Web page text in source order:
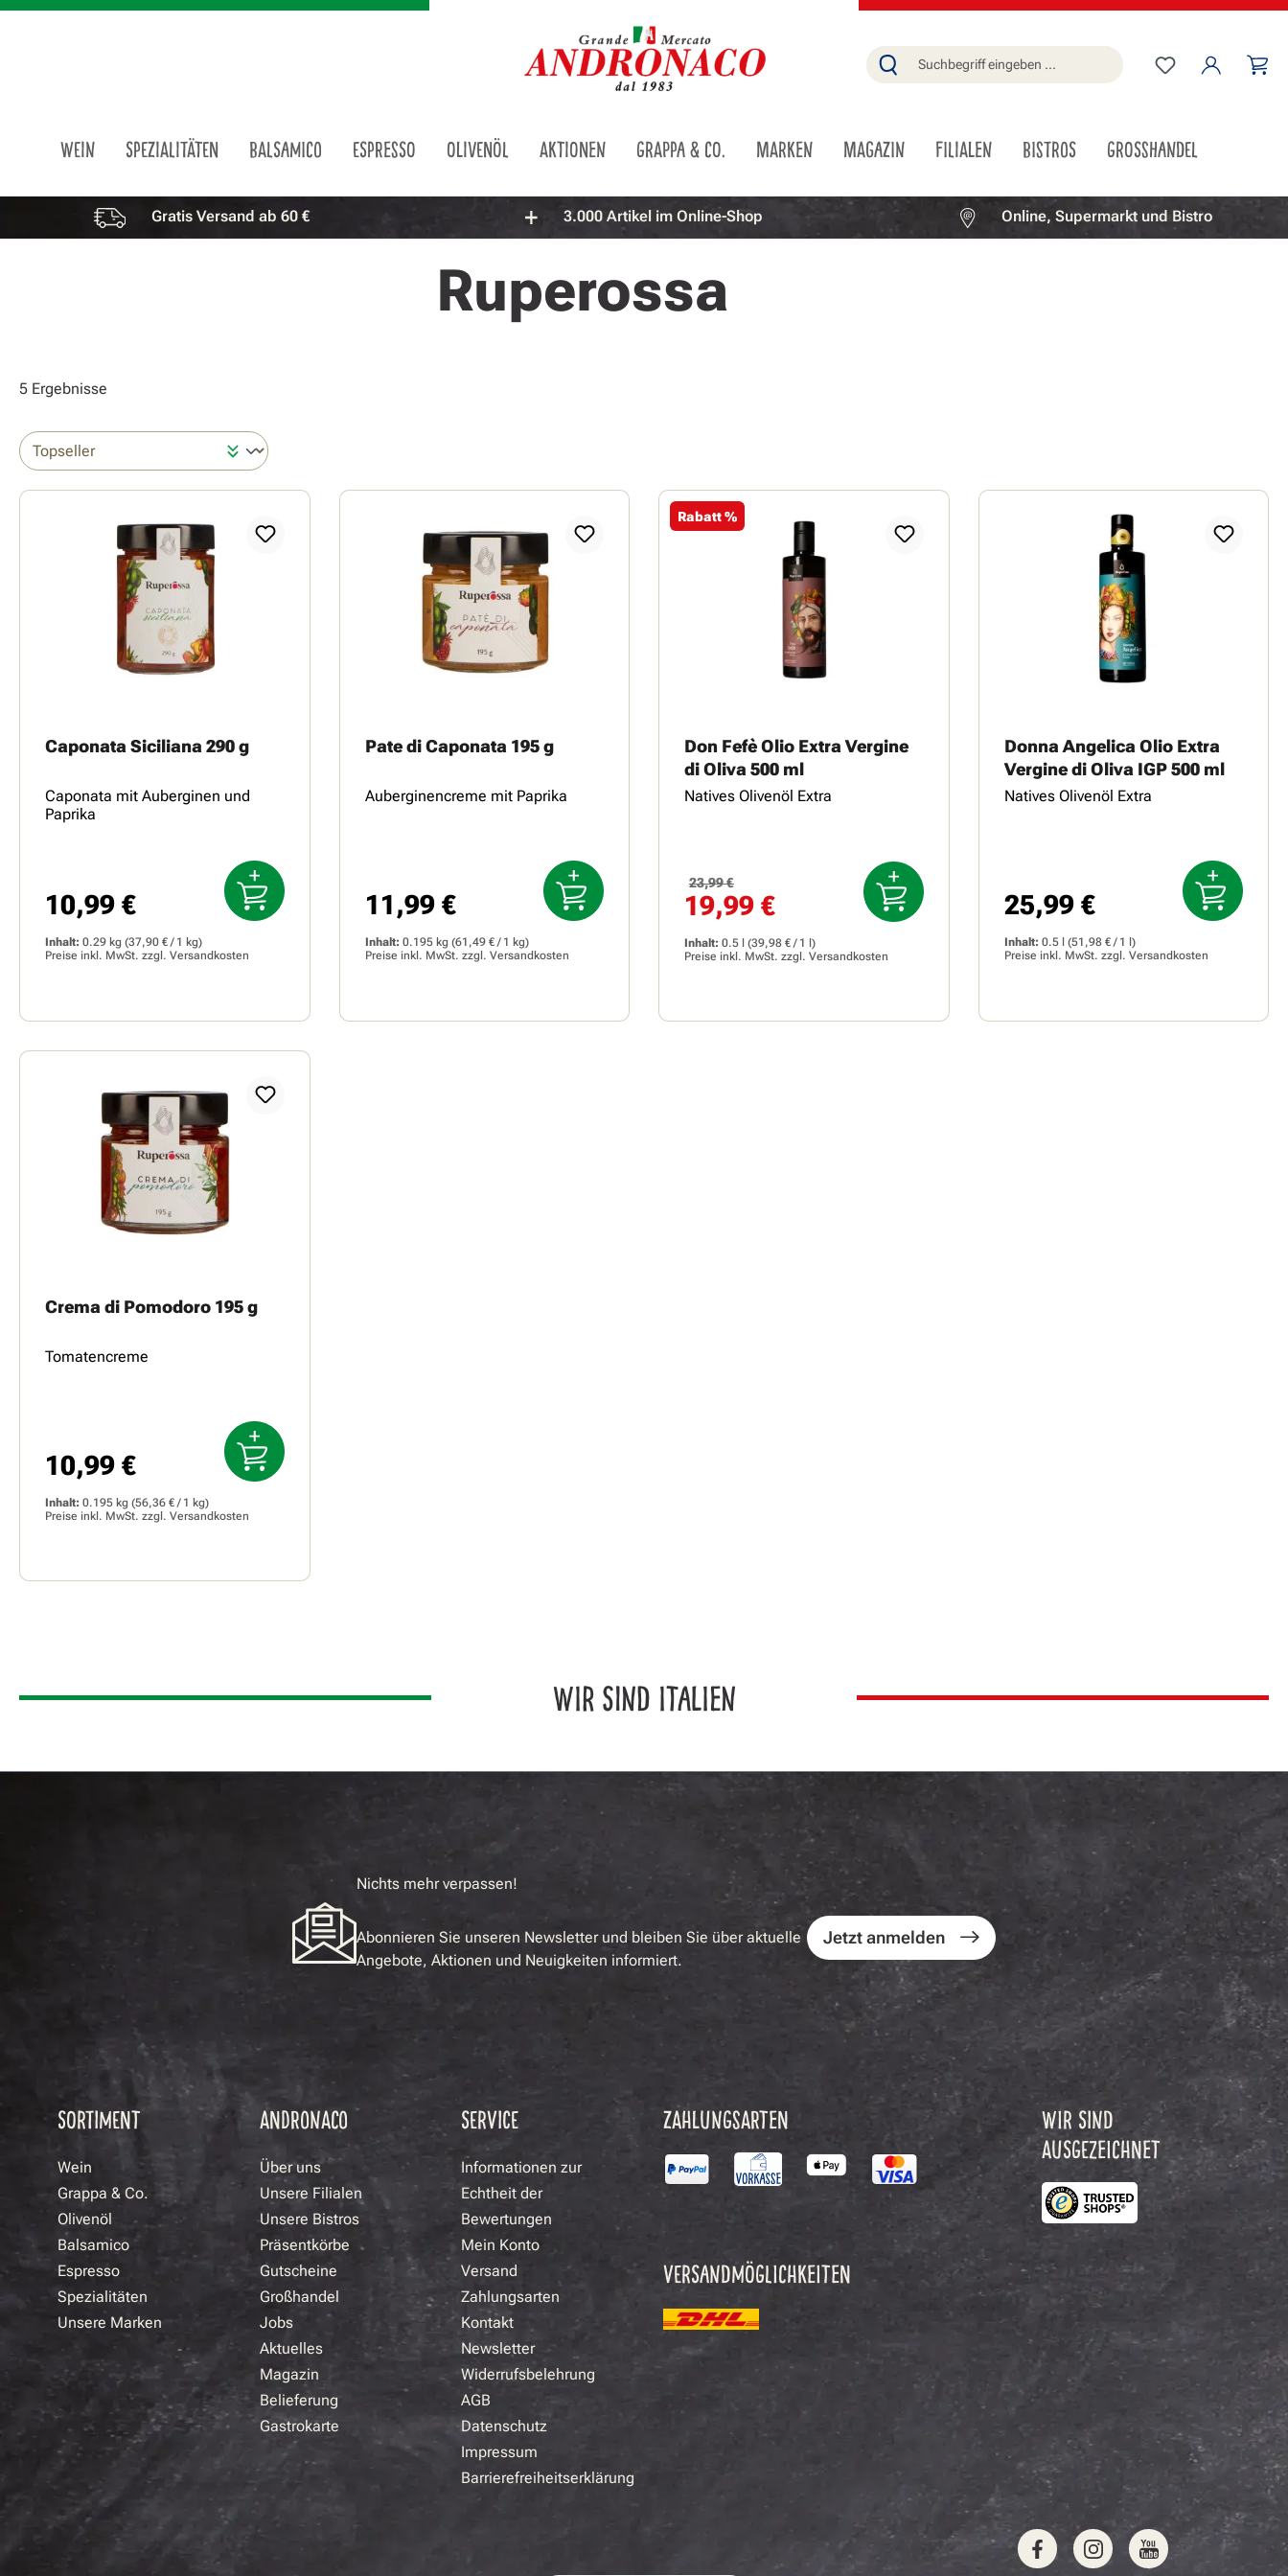
Du hast 0
WEIN SPEZIALITÄTEN BALSAMICO ESPRESSO OLIVENÖL AKTIONEN GRAPPA & CO. MARKEN MAGAZIN FILIALEN BISTROS GROSSHANDEL
Vorteile überspringen Gratis Versand ab 60 € 3.000 Artikel im Online-Shop Online, Supermarkt und Bistro
Ruperossa
5 Ergebnisse
Caponata Siciliana 290 g
Caponata mit Auberginen und
Paprika
Regulärer Preis:
10,99 €
Inhalt: 0.29 kg (37,90 € / 1 kg)
Preise inkl. MwSt. zzgl. Versandkosten
Pate di Caponata 195 g
Auberginencreme mit Paprika
Regulärer Preis:
11,99 €
Inhalt: 0.195 kg (61,49 € / 1 kg)
Preise inkl. MwSt. zzgl. Versandkosten
Rabatt %
Don Fefè Olio Extra Vergine
di Oliva 500 ml
Natives Olivenöl Extra
Verkaufspreis:
19,99 €
Regulärer Preis:
23,99 €
Inhalt: 0.5 l (39,98 € / 1 l)
Preise inkl. MwSt. zzgl. Versandkosten
Donna Angelica Olio Extra
Vergine di Oliva IGP 500 ml
Natives Olivenöl Extra
Regulärer Preis:
25,99 €
Inhalt: 0.5 l (51,98 € / 1 l)
Preise inkl. MwSt. zzgl. Versandkosten
Crema di Pomodoro 195 g
Tomatencreme
Regulärer Preis:
10,99 €
Inhalt: 0.195 kg (56,36 € / 1 kg)
Preise inkl. MwSt. zzgl. Versandkosten
WIR SIND ITALIEN
Nichts mehr verpassen!
Abonnieren Sie unseren Newsletter und bleiben Sie über aktuelle
Angebote, Aktionen und Neuigkeiten informiert.
Jetzt anmelden
SORTIMENT
Wein
Grappa & Co.
Olivenöl
Balsamico
Espresso
Spezialitäten
Unsere Marken
ANDRONACO
Über uns
Unsere Filialen
Unsere Bistros
Präsentkörbe
Gutscheine
Großhandel
Jobs
Aktuelles
Magazin
Belieferung
Gastrokarte
SERVICE
Informationen zur
Echtheit der
Bewertungen
Mein Konto
Versand
Zahlungsarten
Kontakt
Newsletter
Widerrufsbelehrung
AGB
Datenschutz
Impressum
Barrierefreiheitserklärung
ZAHLUNGSARTEN
VERSANDMÖGLICHKEITEN
WIR SIND
AUSGEZEICHNET